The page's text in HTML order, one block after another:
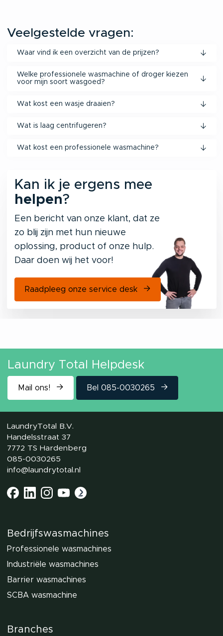
Veelgestelde vragen:
Waar vind ik een overzicht van de prijzen?
Welke professionele wasmachine of droger kiezen
voor mijn soort wasgoed?
Wat kost een wasje draaien?
Wat is laag centrifugeren?
Wat kost een professionele wasmachine?
Kan ik je ergens mee
helpen?
Een bericht van onze klant, dat ze
zo blij zijn met hun nieuwe
oplossing, product of onze hulp.
Daar doen wij het voor!
Raadpleeg onze service desk
Laundry Total Helpdesk
Mail ons! Bel 085-0030265
LaundryTotal B.V.
Handelsstraat 37
7772 TS Hardenberg
085-0030265
info@laundrytotal.nl
Bedrijfswasmachines
Professionele wasmachines
Industriële wasmachines
Barrier wasmachines
SCBA wasmachine
Branches